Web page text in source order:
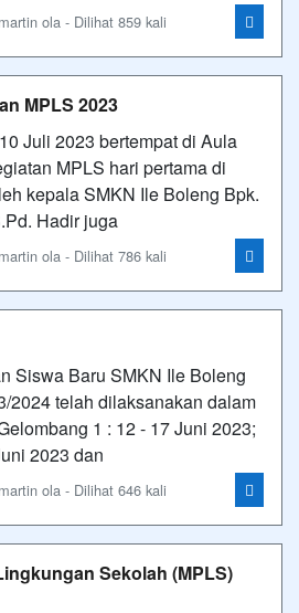
ola - Dilihat 859 kali
MPLS 2023
Juli 2023 bertempat di Aula
MPLS hari pertama di
kepala SMKN Ile Boleng Bpk.
Hadir juga
ola - Dilihat 786 kali
Siswa Baru SMKN Ile Boleng
2024 telah dilaksanakan dalam
1 : 12 - 17 Juni 2023;
2023 dan
ola - Dilihat 646 kali
Sekolah (MPLS)